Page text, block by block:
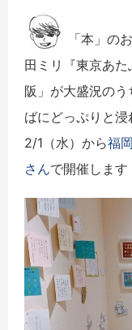
「本」の
田ミリ『東京あ
阪」が大盛況の
ばにどっぷりと
2/1（水）から福
さんで開催します